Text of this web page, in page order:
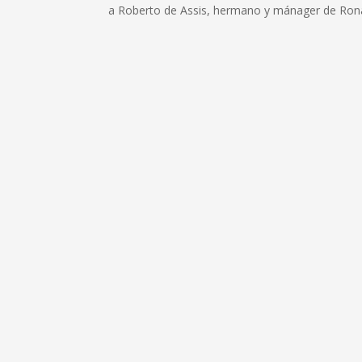
a Roberto de Assis, hermano y mánager de